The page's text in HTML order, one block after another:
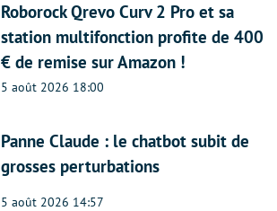
Roborock Qrevo Curv 2 Pro et sa
station multifonction profite de 400
€ de remise sur Amazon !
5 août 2026 18:00
Panne Claude : le chatbot subit de
grosses perturbations
5 août 2026 14:57